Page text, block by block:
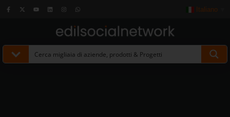
Italiano